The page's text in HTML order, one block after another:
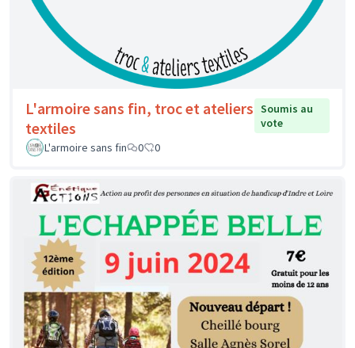
L'armoire sans fin, troc et ateliers
textiles
Soumis au
vote
L'armoire sans fin
0 0